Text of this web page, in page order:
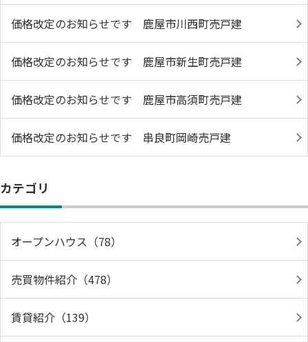
価格改定のお知らせです 鹿屋市川西町売戸建
価格改定のお知らせです 鹿屋市新生町売戸建
価格改定のお知らせです 鹿屋市高須町売戸建
価格改定のお知らせです 串良町岡崎売戸建
カテゴリ
オープンハウス（78）
売買物件紹介（478）
賃貸紹介（139）